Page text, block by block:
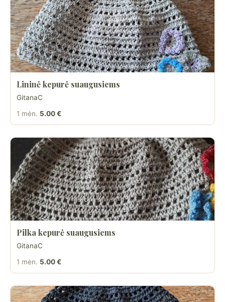
Lininė kepurė suaugusiems
GitanaC
1 mėn. 5.00 €
Pilka kepurė suaugusiems
GitanaC
1 mėn. 5.00 €